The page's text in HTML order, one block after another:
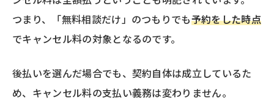
つまり、「無料相談だけ」のつもりでも予約をした時点
でキャンセル料の対象となるのです。
後払いを選んだ場合でも、契約自体は成立しているた
め、キャンセル料の支払い義務は変わりません。